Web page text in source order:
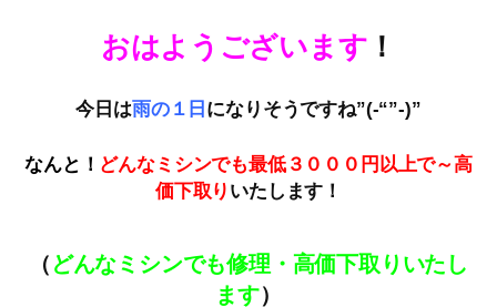
おはようございます ！
今日は雨の１日 になりそうですね”(-“”-)”
なんと！ どんなミシンでも最低３０００円以上で～高
価下取り いたします！
（ どんなミシンでも修理・高価下取りいたし
ます）